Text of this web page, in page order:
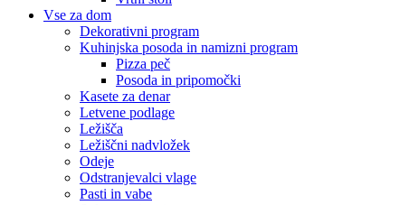
Vse za dom
Dekorativni program
Kuhinjska posoda in namizni program
Pizza peč
Posoda in pripomočki
Kasete za denar
Letvene podlage
Ležišča
Ležiščni nadvložek
Odeje
Odstranjevalci vlage
Pasti in vabe